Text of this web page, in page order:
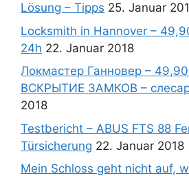
Lösung – Tipps 25. Januar
Locksmith in Hannover –
24h 22. Januar 2018
Локмастер Ганновер –
ВСКРЫТИЕ ЗАМКОВ –
2018
Testbericht – ABUS FTS 88
Türsicherung 22. Januar 2018
Mein Schloss geht nicht auf,